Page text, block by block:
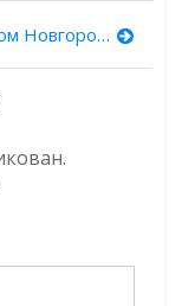
В Великом Новгороде приступили к реставрации двух древних икон